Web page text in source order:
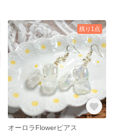
残り1点
オーロラFlowerピアス